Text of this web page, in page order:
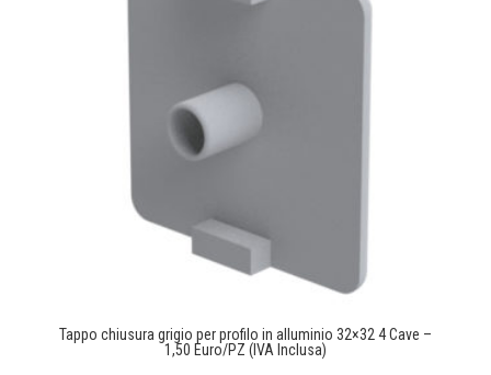
Tappo chiusura grigio per profilo in alluminio 32×32 4 Cave –
1,50 Euro/PZ (IVA Inclusa)